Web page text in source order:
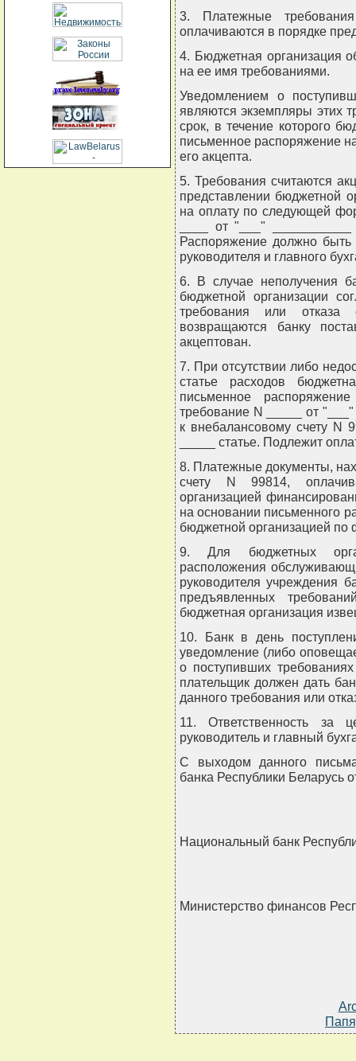
3. Платежные
оплачиваются в порядке
4. Бюджетная организация
на ее имя требованиями.
Уведомлением о
являются экземпляры этих
срок, в течение которого
письменное распоряжение
его акцепта.
5. Требования считаются
представлении бюджетной
на оплату по следующей
____ от "___"
Распоряжение должно быть
руководителя и главного
6. В случае неполучения
бюджетной организации
требования или отказа
возвращаются банку
акцептован.
7. При отсутствии либо
статье расходов
письменное
требование N _____ от "___"
к внебалансовому счету N
_____ статье. Подлежит
8. Платежные документы,
счету N 99814,
организацией
на основании письменного
бюджетной организацией по
9. Для бюджетных
расположения
руководителя учреждения
предъявленных
бюджетная организация
10. Банк в день
уведомление (либо
о поступивших
плательщик должен дать
данного требования или
11. Ответственность за
руководитель и главный
С выходом данного
банка Республики Беларусь
Национальный банк
Министерство финансов